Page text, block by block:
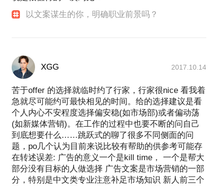
以文案谋生的你，明确职业前景吗？
XGG 2017.10.14
苦于offer 的选择就临时约了行家，行家很nice 看我着
急就尽可能约可最快相见的时间。给的选择建议是看
个人内心不安程度选择偏安稳(如市场部)或者偏动荡
(如新媒体营销)。在工作的过程中也要不断的问自己
到底想要什么……跳跃式的聊了很多不同侧面的问
题，po几个认为目前来说比较有帮助的供参考可能存
在转述误差: 广告的意义一个是kill time， 一个是帮大
部分没有目标的人做选择 广告文案是市场营销的一部
分，特别是中文类专业注意补足市场知识 新人前三个